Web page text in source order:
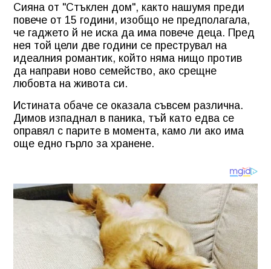
Сияна от "Стъклен дом", както нашумя преди
повече от 15 години, изобщо не предполагала,
че гаджето й не иска да има повече деца. Пред
нея той цели две години се преструвал на
идеалния романтик, който няма нищо против
да направи ново семейство, ако срещне
любовта на живота си.
Истината обаче се оказала съвсем различна.
Димов изпаднал в паника, тъй като едва се
оправял с парите в момента, камо ли ако има
още едно гърло за хранене.